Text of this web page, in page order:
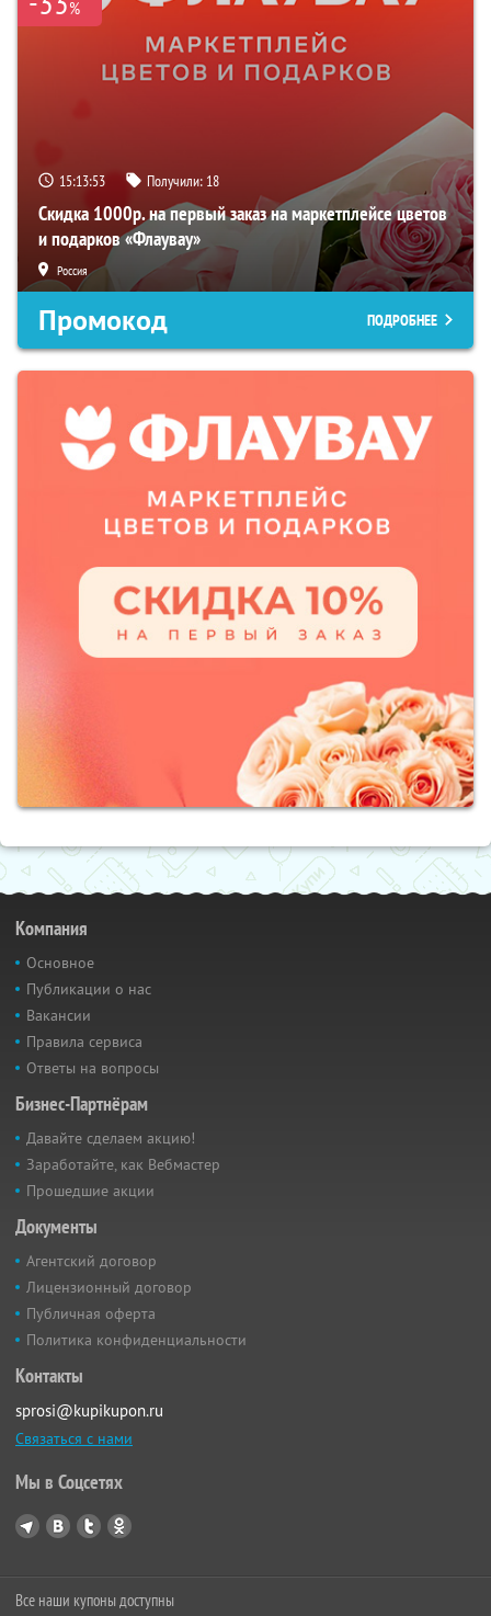
%
15:13:51 Получили: 18
Скидка 1000р. на первый заказ на маркетплейсе цветов
и подарков «Флаувау»
Россия
Промокод ПОДРОБНЕЕ
Компания
Основное
Публикации о нас
Вакансии
Правила сервиса
Ответы на вопросы
Бизнес-Партнёрам
Давайте сделаем акцию!
Заработайте, как Вебмастер
Прошедшие акции
Документы
Агентский договор
Лицензионный договор
Публичная оферта
Политика конфиденциальности
Контакты
sprosi@kupikupon.ru
Связаться с нами
Мы в Соцсетях
Все наши купоны доступны